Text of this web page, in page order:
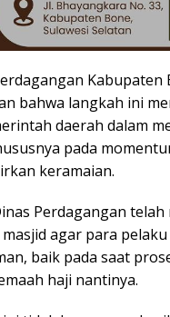
Kabupaten
bahwa langkah ini
daerah dalam
pada
keramaian.
Perdagangan
agar para
baik pada saat
haji nantinya.